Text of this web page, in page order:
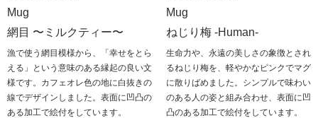
Mug
網目 〜ミルクティー〜
漁で使う網目模様から、「幸せをとら
える」という意味のある縁起の良い文
様です。カフェオレ色の地に白抜きの
線でデザインしました。表面に凹凸の
ある加工で絵付をしています。
Mug
ねじり梅 -Human-
生命力や、永遠の美しさの象徴とされ
るねじり梅を、軽やかなピンクでマグ
に散りばめました。シンプルで味わい
のある人の姿と組み合わせ、表面に凹
凸のある加工で絵付をしています。